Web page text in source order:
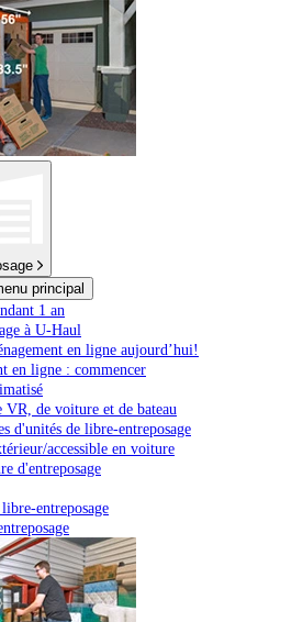
principal
1 an
à U-Haul
en ligne aujourd’hui!
en ligne : commencer
VR, de voiture et de bateau
d'unités de libre-entreposage
accessible en voiture
d'entreposage
entreposage